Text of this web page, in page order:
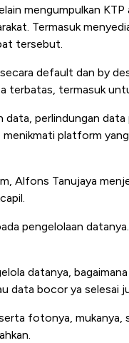
mengumpulkan KTP
Termasuk
tersebut.
default dan by
terbatas, termasuk
perlindungan data
platform
Alfons Tanujaya
pengelolaan datanya.
datanya,
data bocor ya selesai
fotonya, mukanya,